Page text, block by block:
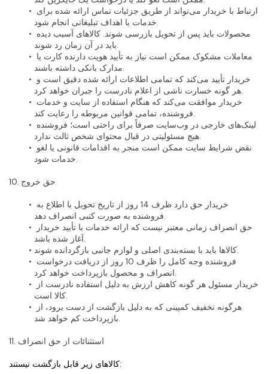
خدمات یا اهداف تبلیغاتی انجام شود.
باید در آن زمان رد شوند.
مدارک بانکی داشته باشند.
هر گونه خسارت ناشی از اعلام نادرست را جبران خواهد کرد.
فروشنده، تمامی قوانین مربوطه را رعایت کند.
هیچ مسئولیتی در قبال محتوای شخص ثالث ندارد.
خدمات شود.
10. حق خروج
فروشنده به صورت کتبی انصراف دهد.
آغاز شده باشد.
کالاها باید با بسته‌بندی اصلی و لوازم جانبی بازگردانده شوند.
انصراف و محصول بازپرداخت خواهد کرد.
کالا است.
بازپرداخت کم خواهد شد.
11. استثنائات از حق انصراف
کالاهای زیر قابل بازگشت نیستند: